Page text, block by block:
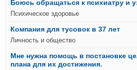
Боюсь обращаться к психиатру и
Психическое здоровье
Компания для тусовок в 37 лет
Личность и общество
Мне нужна помощь в постановке
плана для их достижения.